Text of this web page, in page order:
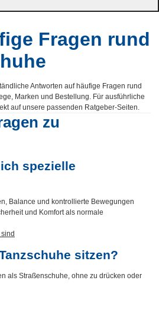
Fragen rund
Antworten auf häufige Fragen rund
Marken und Bestellung. Für ausführliche
auf unsere passenden Ratgeber-Seiten.
zu
spezielle
Balance und kontrollierte Bewegungen
und Komfort als normale
sitzen?
als Straßenschuhe, ohne zu drücken oder